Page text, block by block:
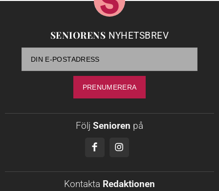
SENIORENS NYHETSBREV
Följ Senioren på
Kontakta Redaktionen